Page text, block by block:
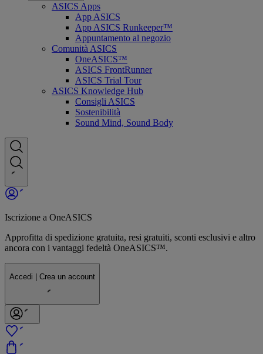
ASICS Apps
App ASICS
App ASICS Runkeeper™
Appuntamento al negozio
Comunità ASICS
OneASICS™
ASICS FrontRunner
ASICS Trial Tour
ASICS Knowledge Hub
Consigli ASICS
Sostenibilità
Sound Mind, Sound Body
Iscrizione a OneASICS
Approfitta di spedizione gratuita, resi gratuiti, sconti esclusivi e altro
ancora con i vantaggi fedeltà OneASICS™.
Accedi | Crea un account